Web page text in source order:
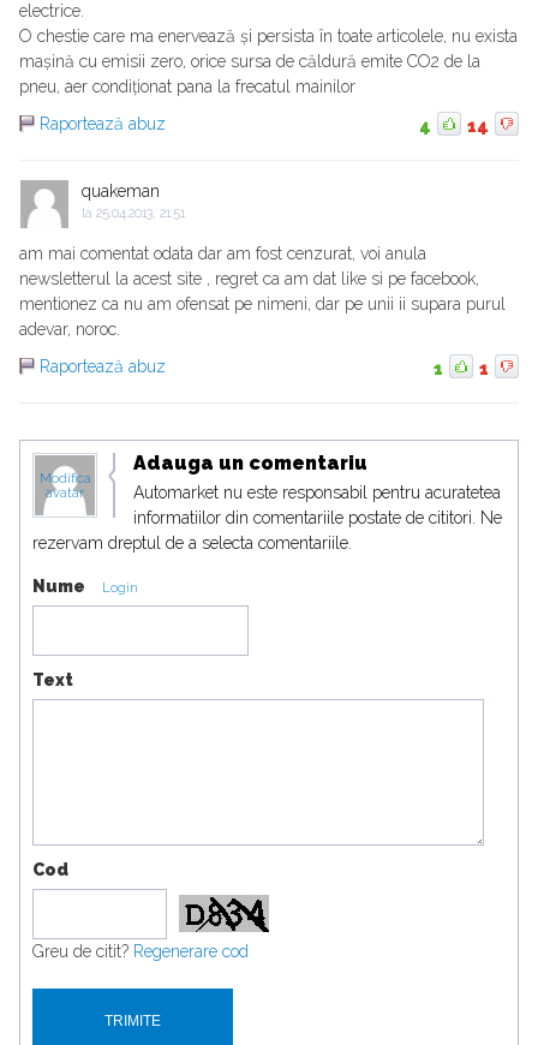
electrice.
O chestie care ma enervează și persista în toate articolele, nu exista
mașină cu emisii zero, orice sursa de căldură emite CO2 de la
pneu, aer condiționat pana la frecatul mainilor
Raportează abuz
4 14
quakeman
la 25.04.2013, 21:51
am mai comentat odata dar am fost cenzurat, voi anula
newsletterul la acest site , regret ca am dat like si pe facebook,
mentionez ca nu am ofensat pe nimeni, dar pe unii ii supara purul
adevar, noroc.
Raportează abuz
1 1
Modifica
avatar
Adauga un comentariu
Automarket nu este responsabil pentru acuratetea
informatiilor din comentariile postate de cititori. Ne
rezervam dreptul de a selecta comentariile.
Nume Login
Text
Cod
Greu de citit? Regenerare cod